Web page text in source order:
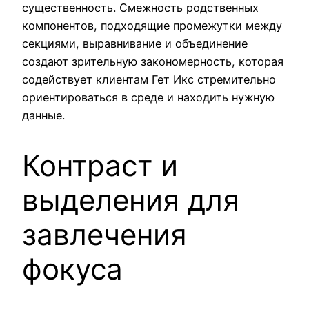
существенность. Смежность родственных
компонентов, подходящие промежутки между
секциями, выравнивание и объединение
создают зрительную закономерность, которая
содействует клиентам Гет Икс стремительно
ориентироваться в среде и находить нужную
данные.
Контраст и
выделения для
завлечения
фокуса